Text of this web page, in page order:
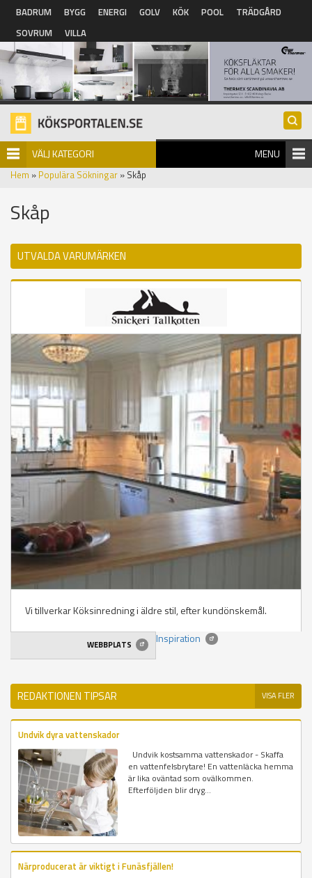
Hoppa till huvudinnehåll
BADRUM BYGG ENERGI GOLV KÖK POOL
TRÄDGÅRD
SOVRUM
VILLA
VÄLJ KATEGORI MENU
Hem » Populära Sökningar » Skåp
Skåp
UTVALDA VARUMÄRKEN
Vi tillverkar Köksinredning i äldre stil, efter kundönskemål.
Inspiration
WEBBPLATS
REDAKTIONEN TIPSAR VISA FLER
Undvik dyra vattenskador
Undvik kostsamma vattenskador - Skaffa
en vattenfelsbrytare! En vattenläcka hemma
är lika oväntad som ovälkommen.
Efterföljden blir dryg...
Närproducerat är viktigt i Funäsfjällen!